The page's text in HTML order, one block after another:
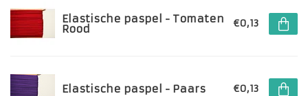
Elastische paspel - Tomaten
Rood €0,13
Elastische paspel - Paars €0,13